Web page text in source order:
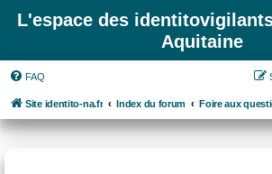
L'espace des
Aquitaine
FAQ
Site identito-na.fr Index du forum